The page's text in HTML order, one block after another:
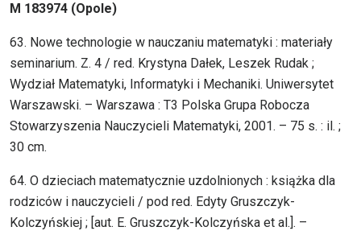
M 183974 (Opole)
63. Nowe technologie w nauczaniu matematyki : materiały
seminarium. Z. 4 / red. Krystyna Dałek, Leszek Rudak ;
Wydział Matematyki, Informatyki i Mechaniki. Uniwersytet
Warszawski. – Warszawa : T3 Polska Grupa Robocza
Stowarzyszenia Nauczycieli Matematyki, 2001. – 75 s. : il. ;
30 cm.
64. O dzieciach matematycznie uzdolnionych : książka dla
rodziców i nauczycieli / pod red. Edyty Gruszczyk-
Kolczyńskiej ; [aut. E. Gruszczyk-Kolczyńska et al.]. –